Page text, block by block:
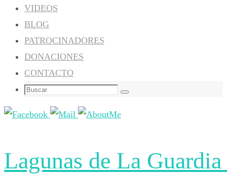
VIDEOS
BLOG
PATROCINADORES
DONACIONES
CONTACTO
Buscar:
Buscar
Lagunas de La